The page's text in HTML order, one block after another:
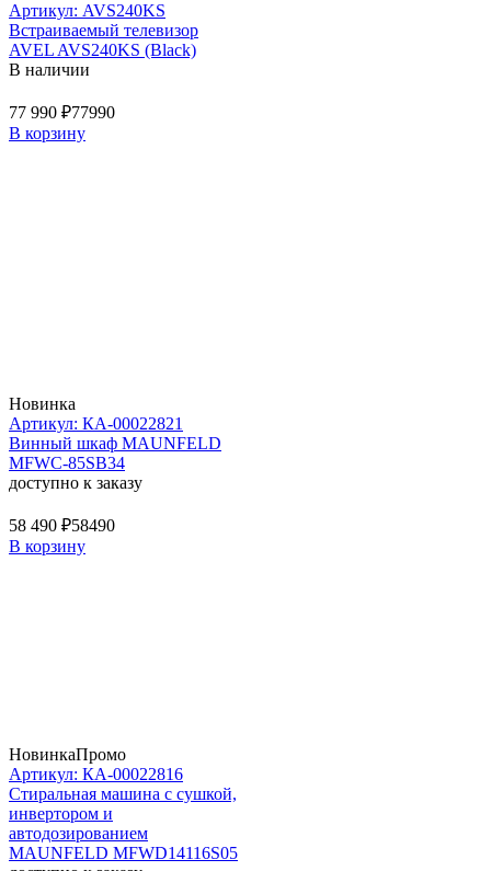
Артикул: AVS240KS
Встраиваемый телевизор
AVEL AVS240KS (Black)
В наличии
77 990 ₽77990
В корзину
Новинка
Артикул: КА-00022821
Винный шкаф MAUNFELD
MFWC-85SB34
доступно к заказу
58 490 ₽58490
В корзину
НовинкаПромо
Артикул: КА-00022816
Стиральная машина c сушкой,
инвертором и
автодозированием
MAUNFELD MFWD14116S05